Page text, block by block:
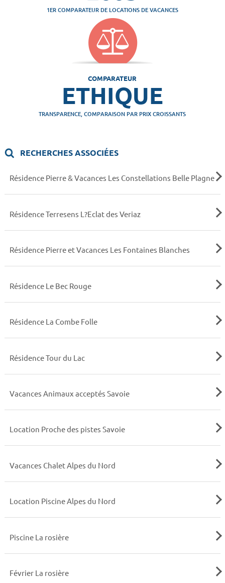
1ER COMPARATEUR DE LOCATIONS DE VACANCES
COMPARATEUR
ETHIQUE
TRANSPARENCE, COMPARAISON PAR PRIX CROISSANTS
RECHERCHES ASSOCIÉES
Résidence Pierre & Vacances Les Constellations Belle Plagne
Résidence Terresens L?Eclat des Veriaz
Résidence Pierre et Vacances Les Fontaines Blanches
Résidence Le Bec Rouge
Résidence La Combe Folle
Résidence Tour du Lac
Vacances Animaux acceptés Savoie
Location Proche des pistes Savoie
Vacances Chalet Alpes du Nord
Location Piscine Alpes du Nord
Piscine La rosière
Février La rosière